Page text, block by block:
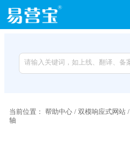
当前位置： 帮助中心/ 双模响应式网站/
轴